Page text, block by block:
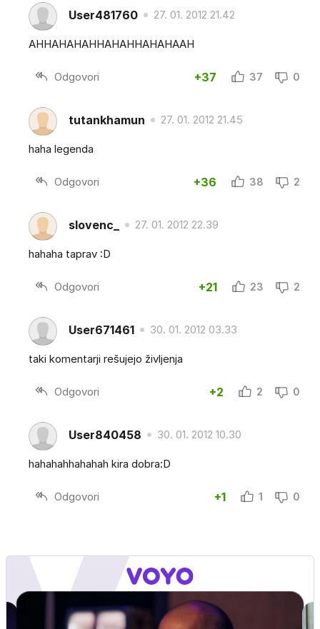
User481760 27. 01. 2012 21.42
AHHAHAHAHHAHAHHAHAHAAH
Odgovori +37 37 0
tutankhamun 27. 01. 2012 21.45
haha legenda
Odgovori +36 38 2
slovenc_ 27. 01. 2012 22.39
hahaha taprav :D
Odgovori +21 23 2
User671461 30. 01. 2012 03.33
taki komentarji rešujejo življenja
Odgovori +2 2 0
User840458 30. 01. 2012 10.30
hahahahhahahah kira dobra:D
Odgovori +1 1 0